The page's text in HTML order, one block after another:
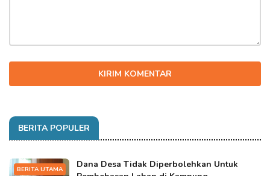
KIRIM KOMENTAR
BERITA POPULER
BERITA UTAMA
Dana Desa Tidak Diperbolehkan Untuk